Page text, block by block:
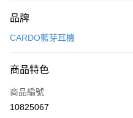
信用卡一次付款
3 期 0 利率 每期
合作金庫商業銀行
上海商業儲蓄銀行
超商取貨付款
LINE Pay
品牌
CARDO藍芽耳機
商品特色
商品編號
10825067